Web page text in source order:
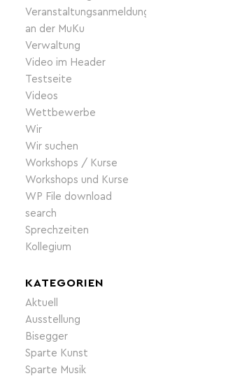
Veranstaltungsanmeldung
an der MuKu
Verwaltung
Video im Header
Testseite
Videos
Wettbewerbe
Wir
Wir suchen
Workshops / Kurse
Workshops und Kurse
WP File download
search
Sprechzeiten
Kollegium
KATEGORIEN
Aktuell
Ausstellung
Bisegger
Sparte Kunst
Sparte Musik